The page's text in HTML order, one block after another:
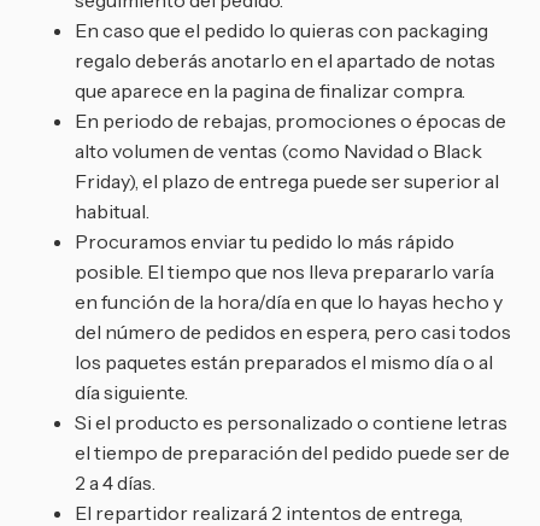
En caso que el pedido lo quieras con packaging
regalo deberás anotarlo en el apartado de notas
que aparece en la pagina de finalizar compra.
En periodo de rebajas, promociones o épocas de
alto volumen de ventas (como Navidad o Black
Friday), el plazo de entrega puede ser superior al
habitual.
Procuramos enviar tu pedido lo más rápido
posible. El tiempo que nos lleva prepararlo varía
en función de la hora/día en que lo hayas hecho y
del número de pedidos en espera, pero casi todos
los paquetes están preparados el mismo día o al
día siguiente.
Si el producto es personalizado o contiene letras
el tiempo de preparación del pedido puede ser de
2 a 4 días.
El repartidor realizará 2 intentos de entrega,